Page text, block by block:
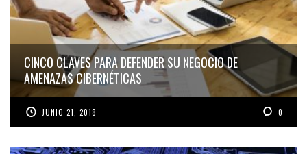
CINCO CLAVES PARA DEFENDER SU NEGOCIO DE
AMENAZAS CIBERNÉTICAS
JUNIO 21, 2018 0